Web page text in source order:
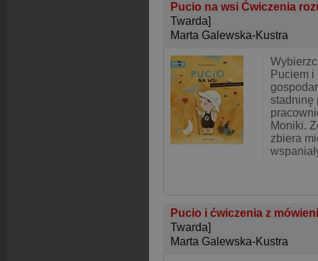
Pucio na wsi Ćwiczenia
Twarda]
Marta Galewska-Kustra
Puciem
stadninę
Moniki.
zbiera
Pucio i ćwiczenia z
Twarda]
Marta Galewska-Kustra